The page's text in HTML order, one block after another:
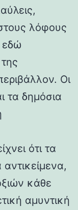
λόφους
εδώ
Οι
τα δημόσια
ότι τα
κάθε
αμυντική